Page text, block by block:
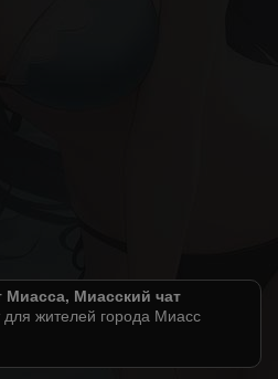
Миасса, Миасский чат
для жителей города Миасс